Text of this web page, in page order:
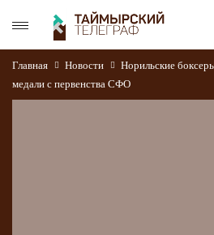
Главная Новости
Норильские
медали с первенства СФО